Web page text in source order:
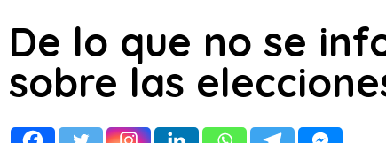
De lo que no se
sobre las